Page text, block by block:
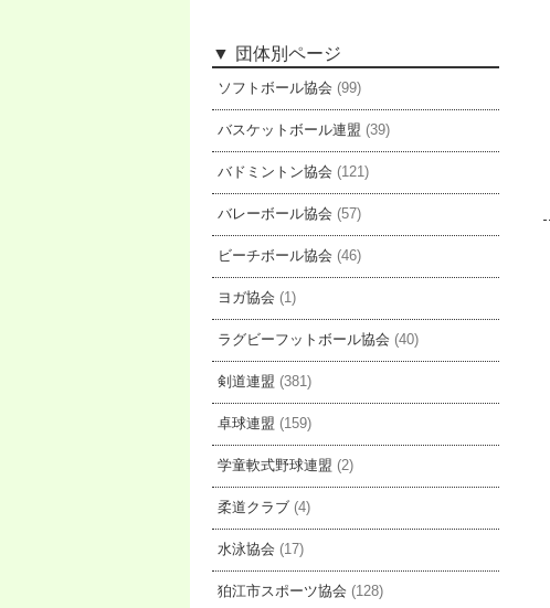
団体別ページ
ソフトボール協会 (99)
バスケットボール連盟 (39)
バドミントン協会 (121)
バレーボール協会 (57)
ビーチボール協会 (46)
ヨガ協会 (1)
ラグビーフットボール協会 (40)
剣道連盟 (381)
卓球連盟 (159)
学童軟式野球連盟 (2)
柔道クラブ (4)
水泳協会 (17)
狛江市スポーツ協会 (128)